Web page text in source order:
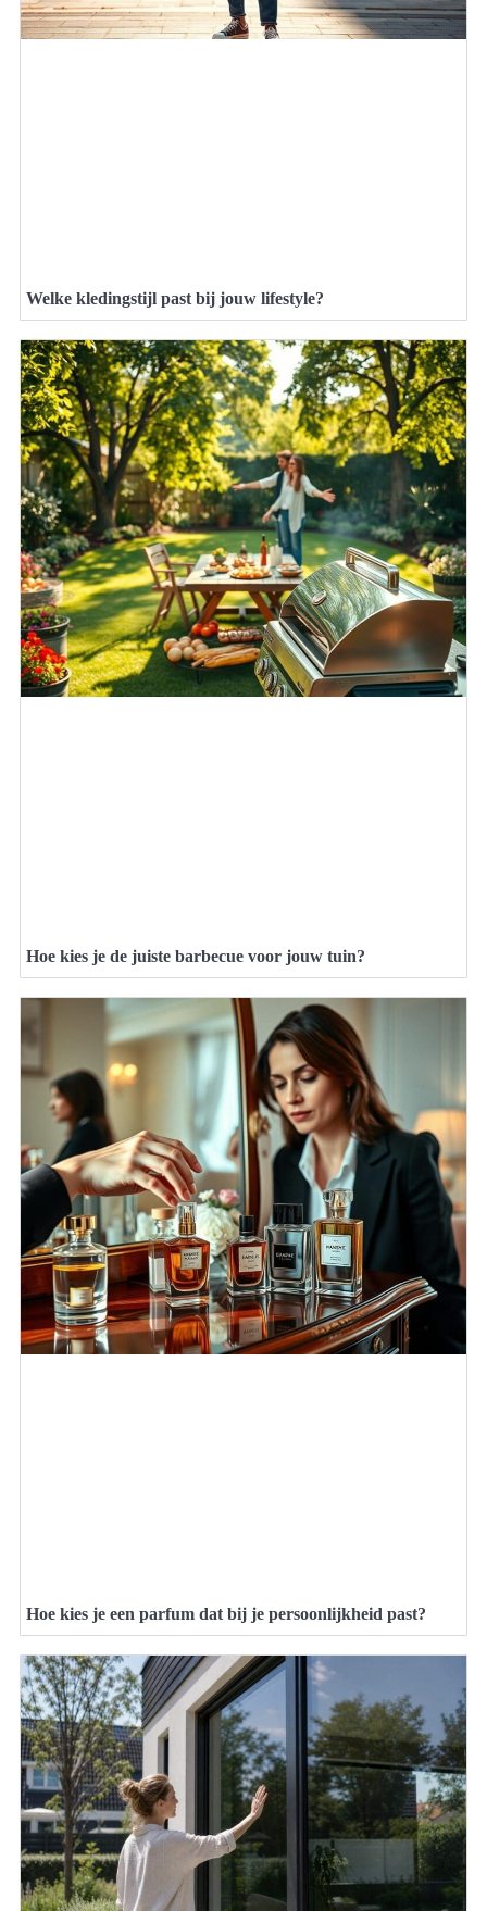
Welke kledingstijl past bij jouw lifestyle?
Hoe kies je de juiste barbecue voor jouw tuin?
Hoe kies je een parfum dat bij je persoonlijkheid past?